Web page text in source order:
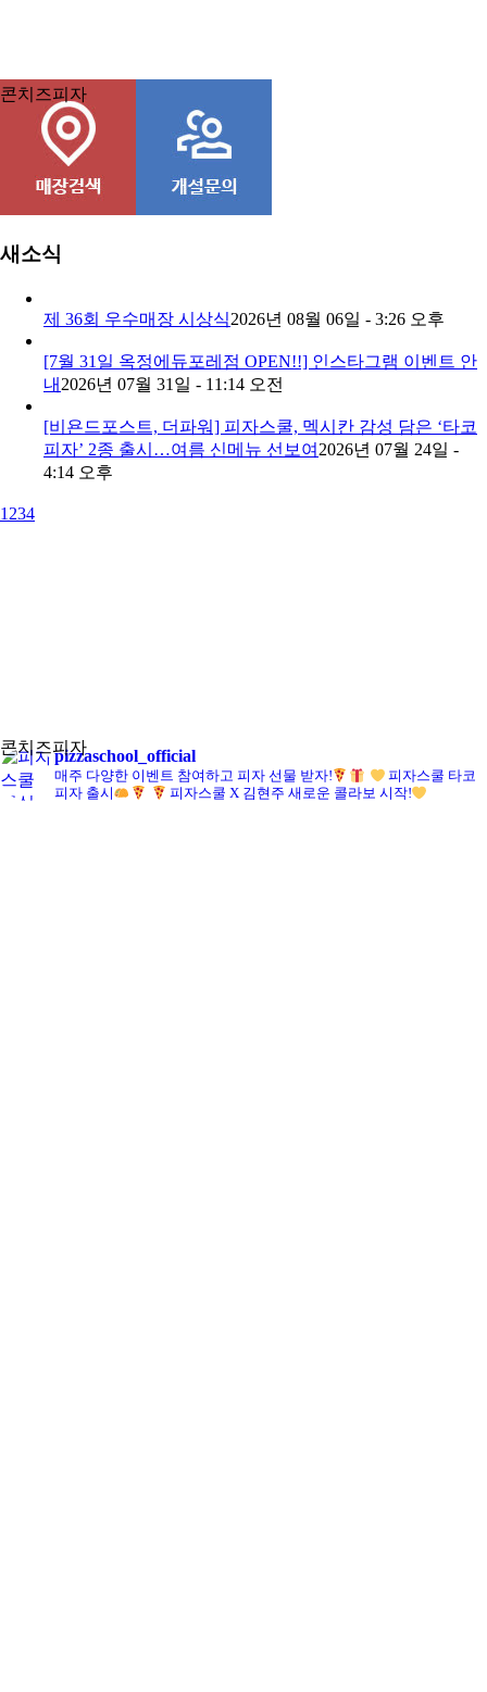
콘치즈피자
새소식
제 36회 우수매장 시상식2026년 08월 06일 - 3:26 오후
[7월 31일 옥정에듀포레점 OPEN!!] 인스타그램 이벤트 안
내 2026년 07월 31일 - 11:14 오전
[비욘드포스트, 더파워] 피자스쿨, 멕시칸 감성 담은 ‘타코
피자’ 2종 출시…여름 신메뉴 선보여 2026년 07월 24일 -
4:14 오후
1234
콘치즈피자pizzaschool_official
매주 다양한 이벤트 참여하고 피자 선물 받자!
피자스쿨 타코
피자 출시
피자스쿨 X 김현주 새로운 콜라보 시작!